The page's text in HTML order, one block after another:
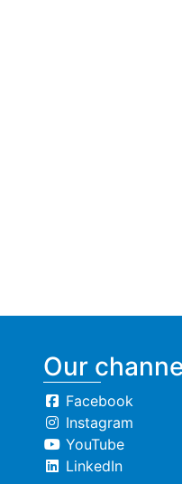
Our
Facebook
Instagram
YouTube
LinkedIn